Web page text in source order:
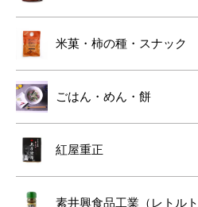
米菓・柿の種・スナック
ごはん・めん・餅
紅屋重正
素井興食品工業（レトルト